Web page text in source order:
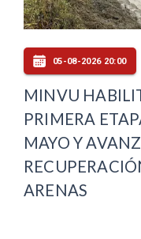
05-08-2026 20:00
MINVU
PRIMERA
MAYO Y
ARENAS